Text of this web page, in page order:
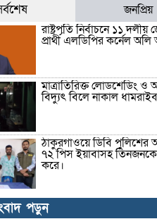
জনপ্রিয়
রাষ্ট্রপতি নির্বাচনে ১১ দলীয়
প্রার্থী এলডিপির কর্নেল
মাত্রাতিরিক্ত লোডশেডিং ও
বিদ্যুৎ বিলে নাকাল
ঠাকুরগাঁওয়ে ডিবি পুলিশের
৭২ পিস ইয়াবাসহ তিনজনকে
করে।
উদ্বোধন হলো রানীশংকৈল
মডেল মসজিদ।
পড়ুন